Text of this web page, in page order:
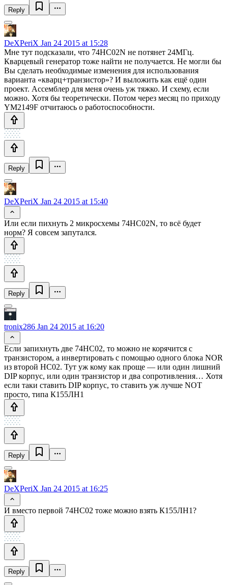
Reply
DeXPeriX Jan 24 2015 at 15:28
Мне тут подсказали, что 74HC02N не потянет 24МГц.
Кварцевый генератор тоже найти не получается. Не могли бы
Вы сделать необходимые изменения для использования
варианта «кварц+транзистор»? И выложить как ещё один
проект. Ассемблер для меня очень уж тяжко. И схему, если
можно. Хотя бы теоретически. Потом через месяц по приходу
YM2149F отчитаюсь о работоспособности.
Reply
DeXPeriX Jan 24 2015 at 15:40
Или если пихнуть 2 микросхемы 74HC02N, то всё будет
норм? Я совсем запутался.
Reply
tronix286 Jan 24 2015 at 16:20
Если запихнуть две 74HC02, то можно не корячится с
транзистором, а инвертировать с помощью одного блока NOR
из второй HC02. Тут уж кому как проще — или один лишний
DIP корпус, или один транзистор и два сопротивления… Хотя
если таки ставить DIP корпус, то ставить уж лучше NOT
просто, типа К155ЛН1
Reply
DeXPeriX Jan 24 2015 at 16:25
И вместо первой 74HC02 тоже можно взять К155ЛН1?
Reply